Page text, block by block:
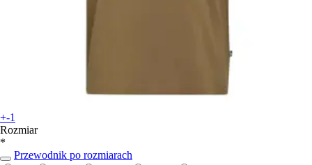
+-1
Rozmiar
*
Przewodnik po rozmiarach